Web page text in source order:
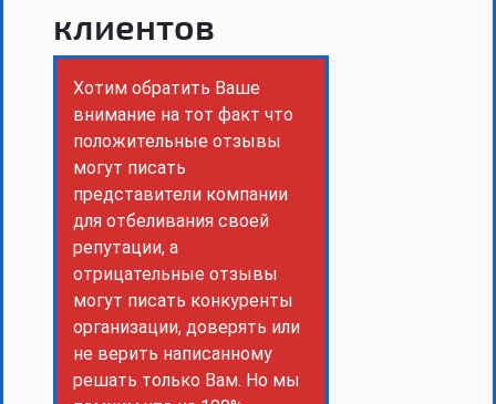
клиентов
Хотим обратить Ваше
внимание на тот факт что
положительные отзывы
могут писать
представители компании
для отбеливания своей
репутации, а
отрицательные отзывы
могут писать конкуренты
организации, доверять или
не верить написанному
решать только Вам. Но мы